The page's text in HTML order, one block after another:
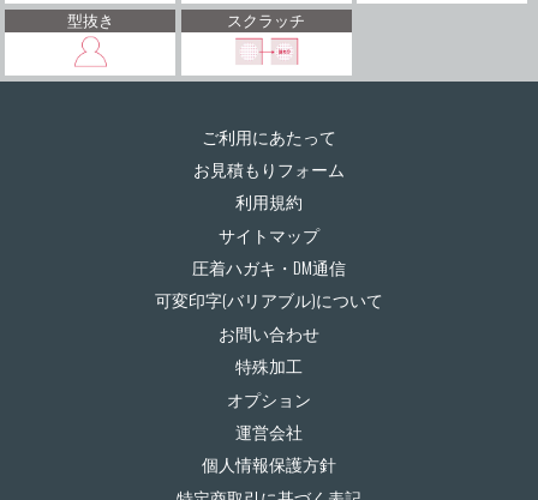
型抜き スクラッチ
ご利用にあたって
お見積もりフォーム
利用規約
サイトマップ
圧着ハガキ・DM通信
可変印字(バリアブル)について
お問い合わせ
特殊加工
オプション
運営会社
個人情報保護方針